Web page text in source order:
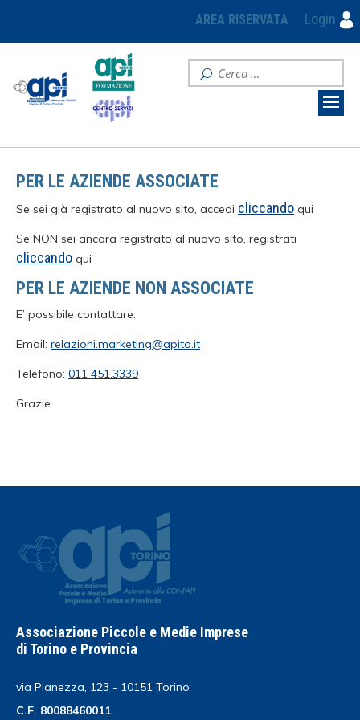
AREA RISERVATA Login
PER LE AZIENDE ASSOCIATE
Se sei già registrato al nuovo sito, accedi cliccando qui
Se NON sei ancora registrato al nuovo sito, registrati
cliccando qui
PER LE AZIENDE NON ASSOCIATE
E’ possibile contattare:
Email: relazioni.marketing@apito.it
Telefono: 011 451.3339
Grazie
Associazione Piccole e Medie Imprese
di Torino e Provincia
via Pianezza, 123 - 10151 Torino
C.F. 80088460011